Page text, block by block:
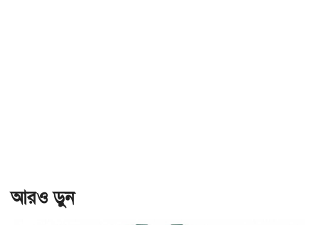
আরও ড়ুন